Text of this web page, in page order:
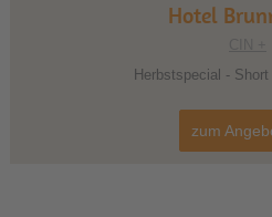
Hotel
Herbstspecial -
zum